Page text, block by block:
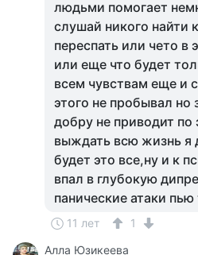
людьми помогает
слушай никого найти
переспать или чето в
или еще что будет
всем чувствам еще и
этого не пробывал но
добру не приводит
выждать всю жизнь я
будет это все,ну и к
впал в глубокую
панические атаки
11 лет
1
Алла Юзикеева